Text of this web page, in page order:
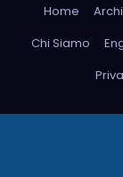
Home
Chi Siamo